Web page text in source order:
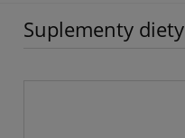
Suplementy diety